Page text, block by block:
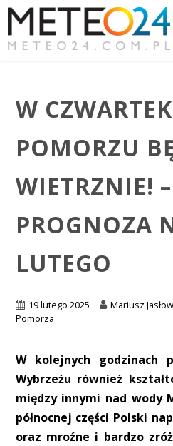
W
POMORZU
WIETRZNIE! –
PROGNOZA
LUTEGO
19 lutego 2025 Mariusz
Pomorza
W kolejnych godzinach
Wybrzeżu również
między innymi nad wody
północnej części Polski
oraz mroźne i bardzo